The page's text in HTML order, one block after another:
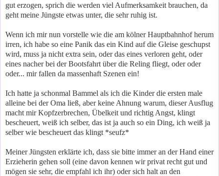
gut erzogen, sprich die werden viel Aufmerksamkeit brauchen, da
geht meine Jüngste etwas unter, die sehr ruhig ist.
Wenn ich mir nun vorstelle wie die am kölner Hauptbahnhof herum
irren, ich habe so eine Panik das ein Kind auf die Gleise geschupst
wird, muss ja nicht extra sein, oder das eines verloren geht, oder
eines nacher bei der Bootsfahrt über die Reling fliegt, oder oder
oder... mir fallen da massenhaft Szenen ein!
Ich hatte ja schonmal Bammel als ich die Kinder die ersten male
alleine bei der Oma ließ, aber keine Ahnung warum, dieser Ausflug
macht mir Kopfzerbrechen, Übelkeit und richtig Angst, klingt
bescheuert, weiß ich selber, das ist ja auch so ein Ding, ich weiß ja
selber wie bescheuert das klingt *seufz*
Meiner Jüngsten erklärte ich, dass sie bitte immer an der Hand einer
Erzieherin gehen soll (eine davon kennen wir privat recht gut und
mögen sie sehr, die empfahl ich ihr) oder sich halt an den